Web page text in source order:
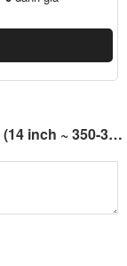
Hỏi, Đáp về Lưỡi đĩa đá cắt sắt 3.5 tấc (14 inch ~ 350-355 mm)